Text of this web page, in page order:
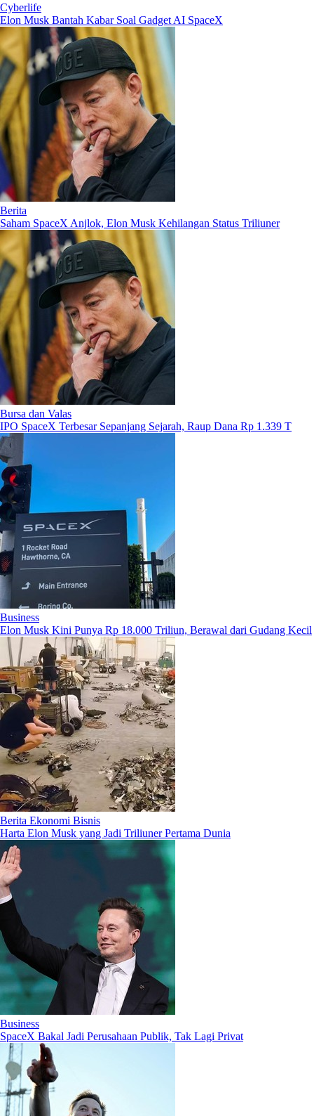
Cyberlife
Elon Musk Bantah Kabar Soal Gadget AI SpaceX
Berita
Saham SpaceX Anjlok, Elon Musk Kehilangan Status Triliuner
Bursa dan Valas
IPO SpaceX Terbesar Sepanjang Sejarah, Raup Dana Rp 1.339 T
Business
Elon Musk Kini Punya Rp 18.000 Triliun, Berawal dari Gudang Kecil
Berita Ekonomi Bisnis
Harta Elon Musk yang Jadi Triliuner Pertama Dunia
Business
SpaceX Bakal Jadi Perusahaan Publik, Tak Lagi Privat